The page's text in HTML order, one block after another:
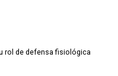
rol de defensa fisiológica